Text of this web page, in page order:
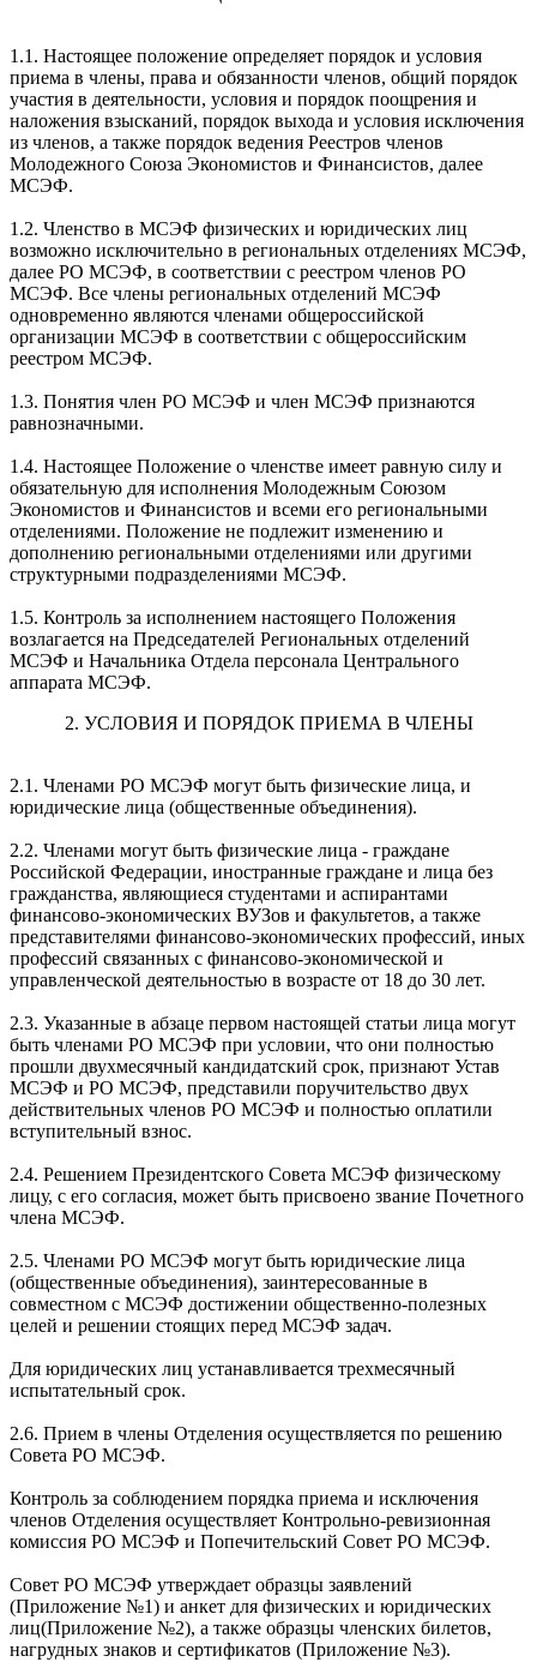
1.1. Настоящее положение определяет порядок и условия
приема в члены, права и обязанности членов, общий порядок
участия в деятельности, условия и порядок поощрения и
наложения взысканий, порядок выхода и условия исключения
из членов, а также порядок ведения Реестров членов
Молодежного Союза Экономистов и Финансистов, далее
МСЭФ.
1.2. Членство в МСЭФ физических и юридических лиц
возможно исключительно в региональных отделениях МСЭФ,
далее РО МСЭФ, в соответствии с реестром членов РО
МСЭФ. Все члены региональных отделений МСЭФ
одновременно являются членами общероссийской
организации МСЭФ в соответствии с общероссийским
реестром МСЭФ.
1.3. Понятия член РО МСЭФ и член МСЭФ признаются
равнозначными.
1.4. Настоящее Положение о членстве имеет равную силу и
обязательную для исполнения Молодежным Союзом
Экономистов и Финансистов и всеми его региональными
отделениями. Положение не подлежит изменению и
дополнению региональными отделениями или другими
структурными подразделениями МСЭФ.
1.5. Контроль за исполнением настоящего Положения
возлагается на Председателей Региональных отделений
МСЭФ и Начальника Отдела персонала Центрального
аппарата МСЭФ.
2. УСЛОВИЯ И ПОРЯДОК ПРИЕМА В ЧЛЕНЫ
2.1. Членами РО МСЭФ могут быть физические лица, и
юридические лица (общественные объединения).
2.2. Членами могут быть физические лица - граждане
Российской Федерации, иностранные граждане и лица без
гражданства, являющиеся студентами и аспирантами
финансово-экономических ВУЗов и факультетов, а также
представителями финансово-экономических профессий, иных
профессий связанных с финансово-экономической и
управленческой деятельностью в возрасте от 18 до 30 лет.
2.3. Указанные в абзаце первом настоящей статьи лица могут
быть членами РО МСЭФ при условии, что они полностью
прошли двухмесячный кандидатский срок, признают Устав
МСЭФ и РО МСЭФ, представили поручительство двух
действительных членов РО МСЭФ и полностью оплатили
вступительный взнос.
2.4. Решением Президентского Совета МСЭФ физическому
лицу, с его согласия, может быть присвоено звание Почетного
члена МСЭФ.
2.5. Членами РО МСЭФ могут быть юридические лица
(общественные объединения), заинтересованные в
совместном с МСЭФ достижении общественно-полезных
целей и решении стоящих перед МСЭФ задач.
Для юридических лиц устанавливается трехмесячный
испытательный срок.
2.6. Прием в члены Отделения осуществляется по решению
Совета РО МСЭФ.
Контроль за соблюдением порядка приема и исключения
членов Отделения осуществляет Контрольно-ревизионная
комиссия РО МСЭФ и Попечительский Совет РО МСЭФ.
Совет РО МСЭФ утверждает образцы заявлений
(Приложение №1) и анкет для физических и юридических
лиц(Приложение №2), а также образцы членских билетов,
нагрудных знаков и сертификатов (Приложение №3).